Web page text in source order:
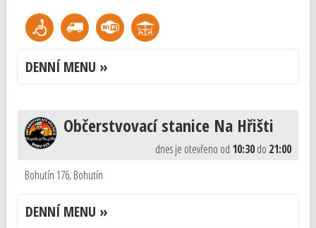
DENNÍ MENU »
Občerstvovací stanice Na Hřišti
dnes je otevřeno od 10:30do 21:00
Bohutín 176,Bohutín
DENNÍ MENU »